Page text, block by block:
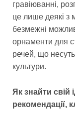
гравіюванні,
це лише деякі з
безмежні
орнаменти для
речей, що несуть
культури.
Як знайти
рекомендації,